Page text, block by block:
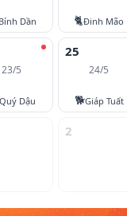
Dần 🐈Đinh Mão
23/5
Quý Dậu
25
24/5
🐕Giáp Tuất
2